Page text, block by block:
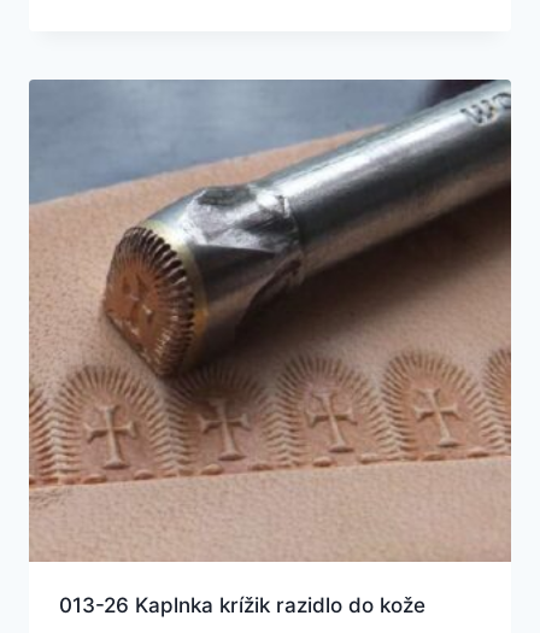
013-26 Kaplnka krížik razidlo do kože